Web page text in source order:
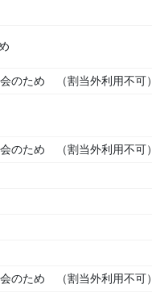
のため （割当外利用不可）
のため （割当外利用不可）
のため （割当外利用不可）